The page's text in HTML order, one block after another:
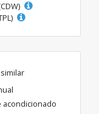
acondicionado